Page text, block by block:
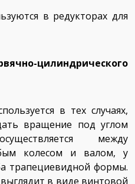
в редукторах для
цилиндрического
в тех случаях,
вращение под углом
между
колесом и валом, у
трапециевидной формы.
в виде винтовой